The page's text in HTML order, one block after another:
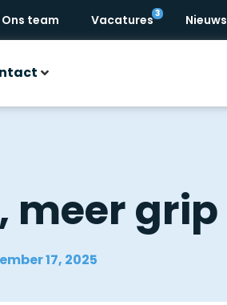
Ons team Vacatures Nieuws
meer grip
17, 2025